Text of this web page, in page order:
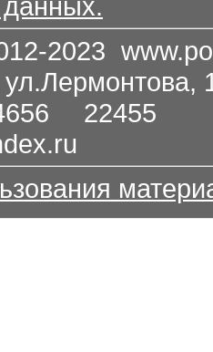
2023
ул.Лермонтова,